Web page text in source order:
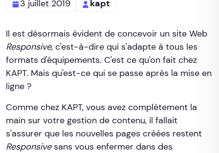
3 juillet 2019 kapt
Il est désormais évident de concevoir un site Web
Responsive, c'est-à-dire qui s'adapte à tous les
formats d'équipements. C'est ce qu'on fait chez
KAPT. Mais qu'est-ce qui se passe après la mise en
ligne ?
Comme chez KAPT, vous avez complètement la
main sur votre gestion de contenu, il fallait
s'assurer que les nouvelles pages créées restent
Responsivesans vous enfermer dans des